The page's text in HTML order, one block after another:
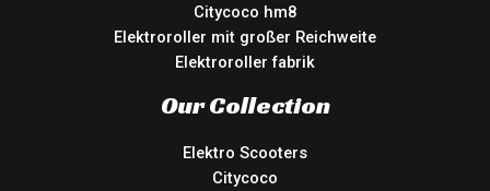
Citycoco hm8
Elektroroller mit großer Reichweite
Elektroroller fabrik
Our Collection
Elektro Scooters
Citycoco